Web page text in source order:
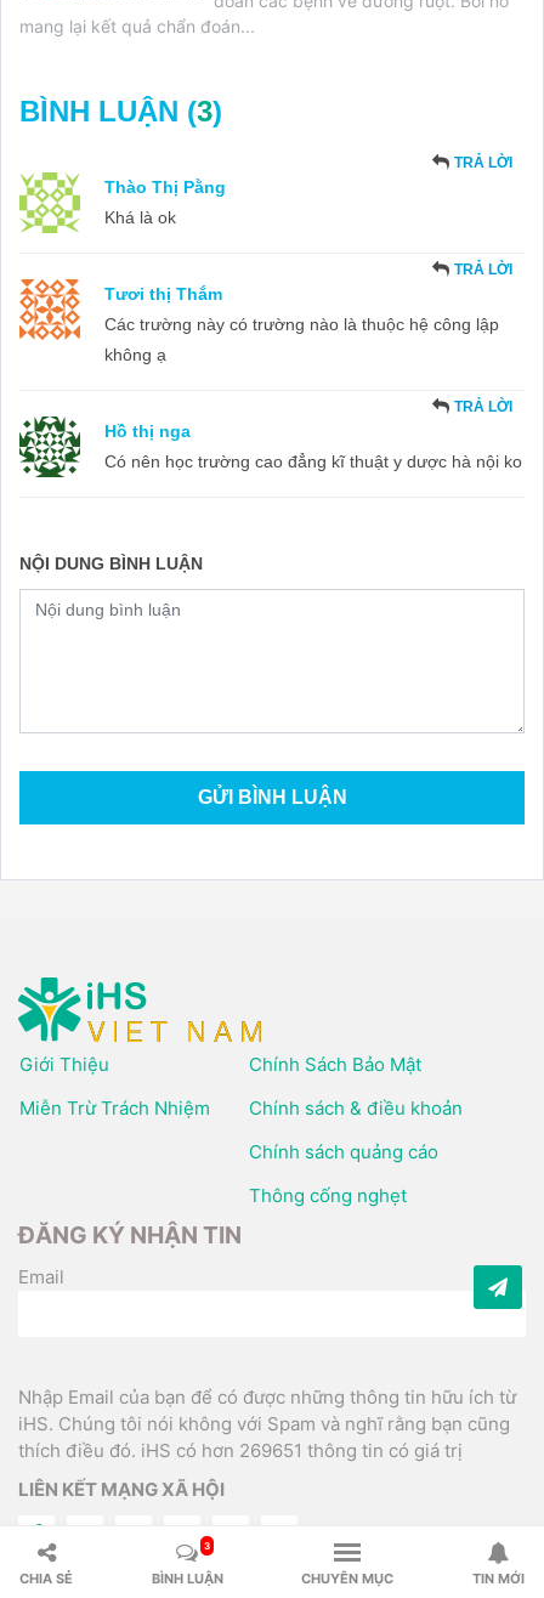
mang lại kết quả chẩn đoán...
BÌNH LUẬN (3)
Thào Thị Pằng
TRẢ LỜI
Khá là ok
Tươi thị Thắm
TRẢ LỜI
Các trường này có trường nào là thuộc hệ công lập
không ạ
Hồ thị nga
TRẢ LỜI
Có nên học trường cao đẳng kĩ thuật y dược hà nội ko
NỘI DUNG BÌNH LUẬN
Giới Thiệu
Miễn Trừ Trách Nhiệm
Chính Sách Bảo Mật
Chính sách & điều khoản
Chính sách quảng cáo
Thông cống nghẹt
ĐĂNG KÝ NHẬN TIN
Email
Nhập Email của bạn để có được những thông tin hữu ích từ
iHS. Chúng tôi nói không với Spam và nghĩ rằng bạn cũng
thích điều đó. iHS có hơn 269651 thông tin có giá trị
LIÊN KẾT MẠNG XÃ HỘI
Đối tác: Van Công Nghiệp Hello Đà Nẵng/Wiki Thẩm Mỹ/
CHIA SẺ
3
BÌNH LUẬN CHUYÊN MỤC TIN MỚI